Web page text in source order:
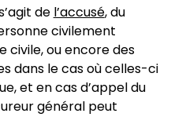
de l’accusé, du
civilement
civile, ou encore des
dans le cas où celles-ci
et en cas d’appel du
général peut